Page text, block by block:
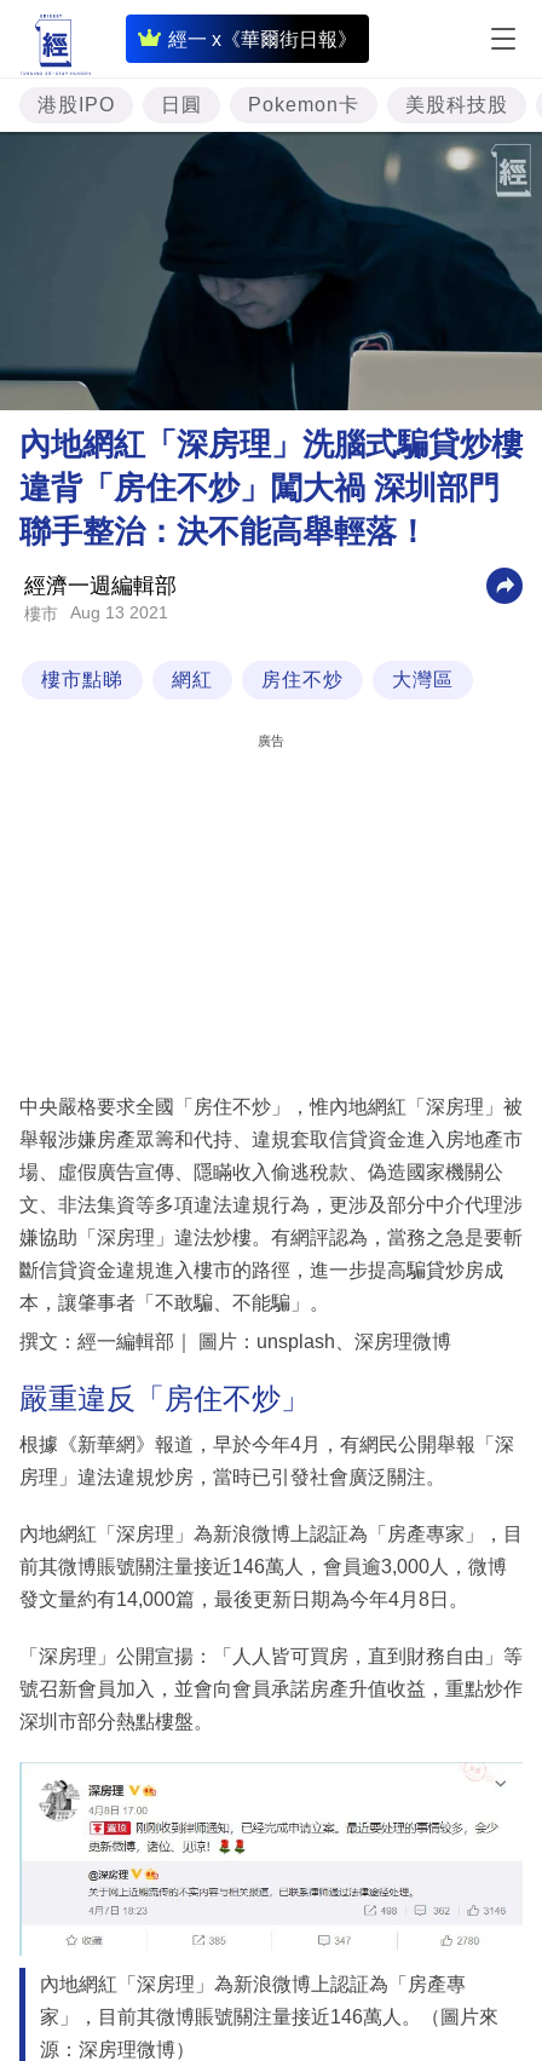
經一 x《華爾街日報》
即
時
財
經
題
投
資
理
財
商
業
科
技
港股IPO 日圓 Pokemon卡 美股科技股
內地網紅「深房理」洗腦式騙貸炒樓
違背「房住不炒」闖大禍 深圳部門
聯手整治：決不能高舉輕落！
經濟一週編輯部
樓市 Aug 13 2021
樓市點睇 網紅 房住不炒 大灣區
廣告
中央嚴格要求全國「房住不炒」，惟內地網紅「深房理」被
舉報涉嫌房產眾籌和代持、違規套取信貸資金進入房地產市
場、虛假廣告宣傳、隱瞞收入偷逃稅款、偽造國家機關公
文、非法集資等多項違法違規行為，更涉及部分中介代理涉
嫌協助「深房理」違法炒樓。有網評認為，當務之急是要斬
斷信貸資金違規進入樓市的路徑，進一步提高騙貸炒房成
本，讓肇事者「不敢騙、不能騙」。
撰文：經一編輯部｜ 圖片：unsplash、深房理微博
嚴重違反「房住不炒」
根據《新華網》報道，早於今年4月，有網民公開舉報「深
房理」違法違規炒房，當時已引發社會廣泛關注。
內地網紅「深房理」為新浪微博上認証為「房產專家」，目
前其微博賬號關注量接近146萬人，會員逾3,000人，微博
發文量約有14,000篇，最後更新日期為今年4月8日。
「深房理」公開宣揚：「人人皆可買房，直到財務自由」等
號召新會員加入，並會向會員承諾房產升值收益，重點炒作
深圳市部分熱點樓盤。
內地網紅「深房理」為新浪微博上認証為「房產專
家」，目前其微博賬號關注量接近146萬人。（圖片來
源：深房理微博）